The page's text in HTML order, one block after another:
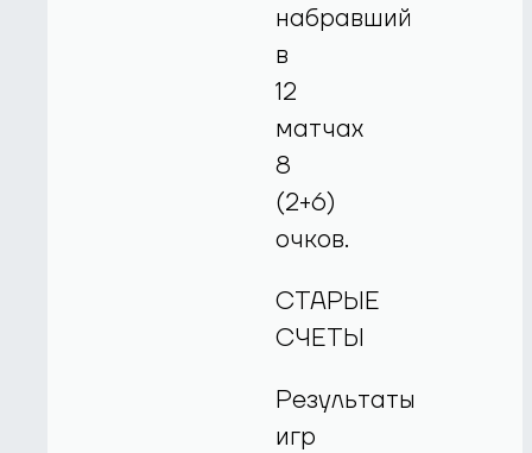
набравший
в
12
матчах
8
(2+6)
очков.
СТАРЫЕ
СЧЕТЫ
Результаты
игр